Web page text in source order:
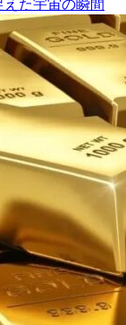
た宇宙の瞬間